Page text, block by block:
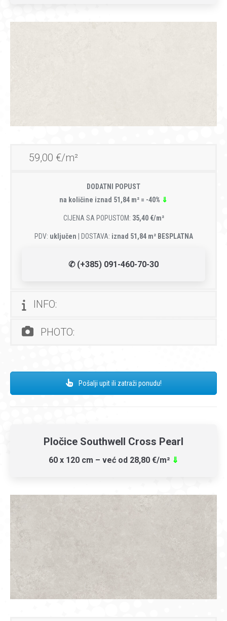
59,00 €/m²
DODATNI POPUST
na količine iznad 51,84 m² = -40% ⇓
CIJENA SA POPUSTOM: 35,40 €/m²
PDV: uključen | DOSTAVA: iznad 51,84 m² BESPLATNA
✆ (+385) 091-460-70-30
INFO:
PHOTO:
Pošalji upit ili zatraži ponudu!
Pločice Southwell Cross Pearl
60 x 120 cm – već od 28,80 €/m² ⇓